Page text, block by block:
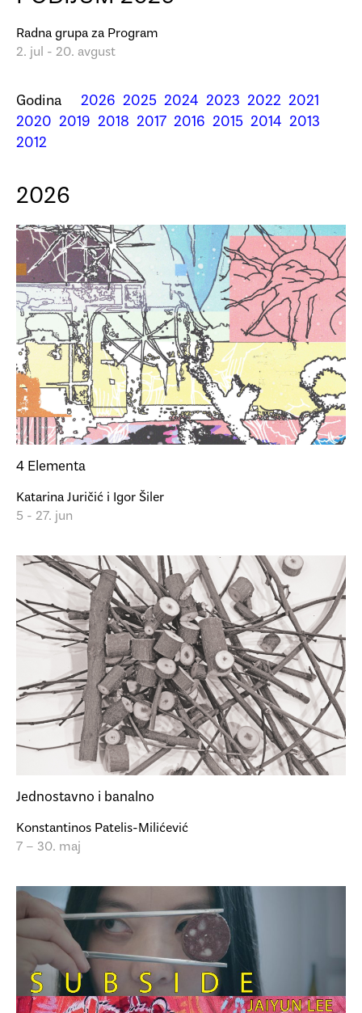
Radna grupa za Program
2. jul - 20. avgust
Godina 2026 2025 2024 2023 2022 2021
2020 2019 2018 2017 2016 2015 2014 2013
2012
2026
4 Elementa
Katarina Juričić i Igor Šiler
5 - 27. jun
Jednostavno i banalno
Konstantinos Patelis-Milićević
7 – 30. maj